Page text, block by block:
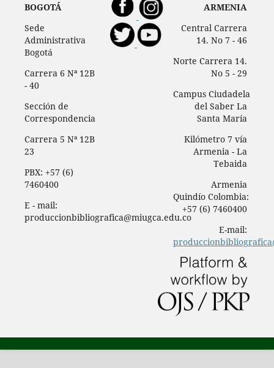
BOGOTÁ
Sede
Administrativa
Bogotá
Carrera 6 Nª 12B
- 40
Sección de
Correspondencia
Carrera 5 Nª 12B
23
PBX: +57 (6)
7460400
E - mail:
produccionbibliografica@miugca.edu.co
ARMENIA
Central Carrera
14. No 7 - 46
Norte Carrera 14.
No 5 - 29
Campus Ciudadela
del Saber La
Santa María
Kilómetro 7 vía
Armenia - La
Tebaida
Armenia
Quindío Colombia:
+57 (6) 7460400
E-mail: